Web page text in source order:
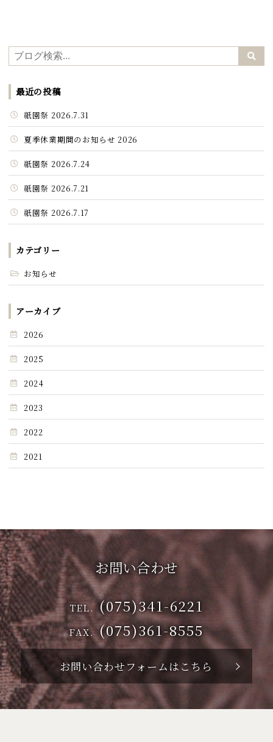
最近の投稿
祇園祭 2026.7.31
夏季休業期間のお知らせ 2026
祇園祭 2026.7.24
祇園祭 2026.7.21
祇園祭 2026.7.17
カテゴリー
お知らせ
アーカイブ
2026
2025
2024
2023
2022
2021
お問い合わせ
TEL. (075)341-6221
FAX.(075)361-8555
お問い合わせフォームはこちら